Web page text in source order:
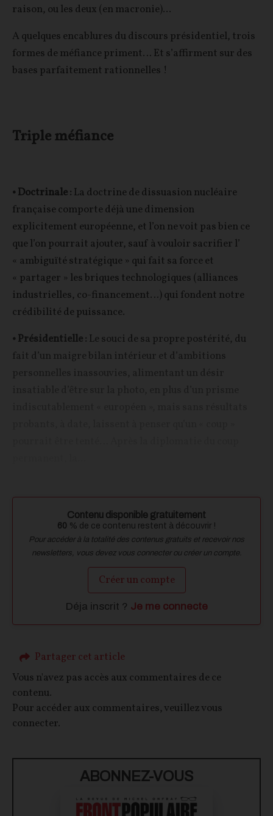
raison, ou les deux (en macronie)...
A quelques encablures du discours présidentiel, trois
formes de méfiance priment… Et s’affirment sur des
bases parfaitement rationnelles !
Triple méfiance
• Doctrinale : La doctrine de dissuasion nucléaire
française comporte déjà une dimension
explicitement européenne, et l’on ne voit pas bien ce
que l’on pourrait ajouter, sauf à vouloir sacrifier l’
« ambiguïté stratégique » qui fait sa force et
« partager » les briques technologiques (alliances
industrielles, co-financement…) qui fondent notre
crédibilité de puissance.
• Présidentielle : Le souci de sa propre postérité, du
fait d’un maigre bilan intérieur et d’ambitions
Contenu disponible gratuitement
60 % de ce contenu restent à découvrir !
Pour accéder à la totalité des contenus gratuits et recevoir nos
newsletters, vous devez vous connecter ou créer un compte.
Créer un compte
Déja inscrit ? Je me connecte
Partager cet article
Vous n'avez pas accès aux commentaires de ce
contenu.
Pour accéder aux commentaires, veuillez vous
connecter.
ABONNEZ-VOUS